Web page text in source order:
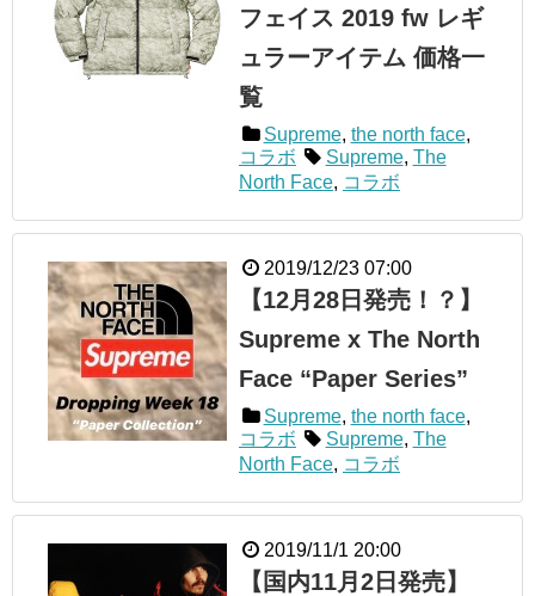
フェイス 2019 fw レギ
ュラーアイテム 価格一
覧
Supreme, the north face,
コラボ
Supreme, The
North Face, コラボ
2019/12/23 07:00
【12月28日発売！？】
Supreme x The North
Face “Paper Series”
Supreme, the north face,
コラボ
Supreme, The
North Face, コラボ
2019/11/1 20:00
【国内11月2日発売】